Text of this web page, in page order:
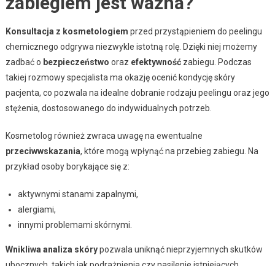
Konsultacja z kosmetologiem przed przystąpieniem do peelingu
chemicznego odgrywa niezwykle istotną rolę. Dzięki niej możemy
zadbać o bezpieczeństwo oraz efektywnośćzabiegu. Podczas
takiej rozmowy specjalista ma okazję ocenić kondycję skóry
pacjenta, co pozwala na idealne dobranie rodzaju peelingu oraz jego
stężenia, dostosowanego do indywidualnych potrzeb.
Kosmetolog również zwraca uwagę na ewentualne
przeciwwskazania, które mogą wpłynąć na przebieg zabiegu. Na
przykład osoby borykające się z:
aktywnymi stanami zapalnymi,
alergiami,
innymi problemami skórnymi.
Wnikliwa analiza skórypozwala uniknąć nieprzyjemnych skutków